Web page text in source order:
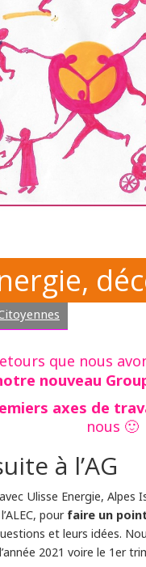
que nous
nouveau
axes de
nous 🙂
à l’AG
Ulisse Energie, Alpes
pour faire un
et leurs idées.
2021 voire le 1er